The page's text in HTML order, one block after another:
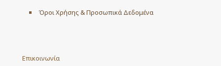
Όροι Χρήσης & Προσωπικά Δεδομένα
Επικοινωνία